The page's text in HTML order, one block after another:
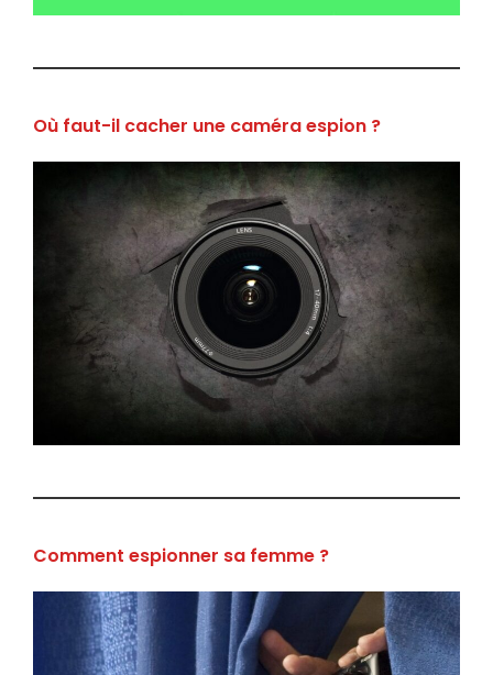
Où faut-il cacher une caméra espion ?
Comment espionner sa femme ?